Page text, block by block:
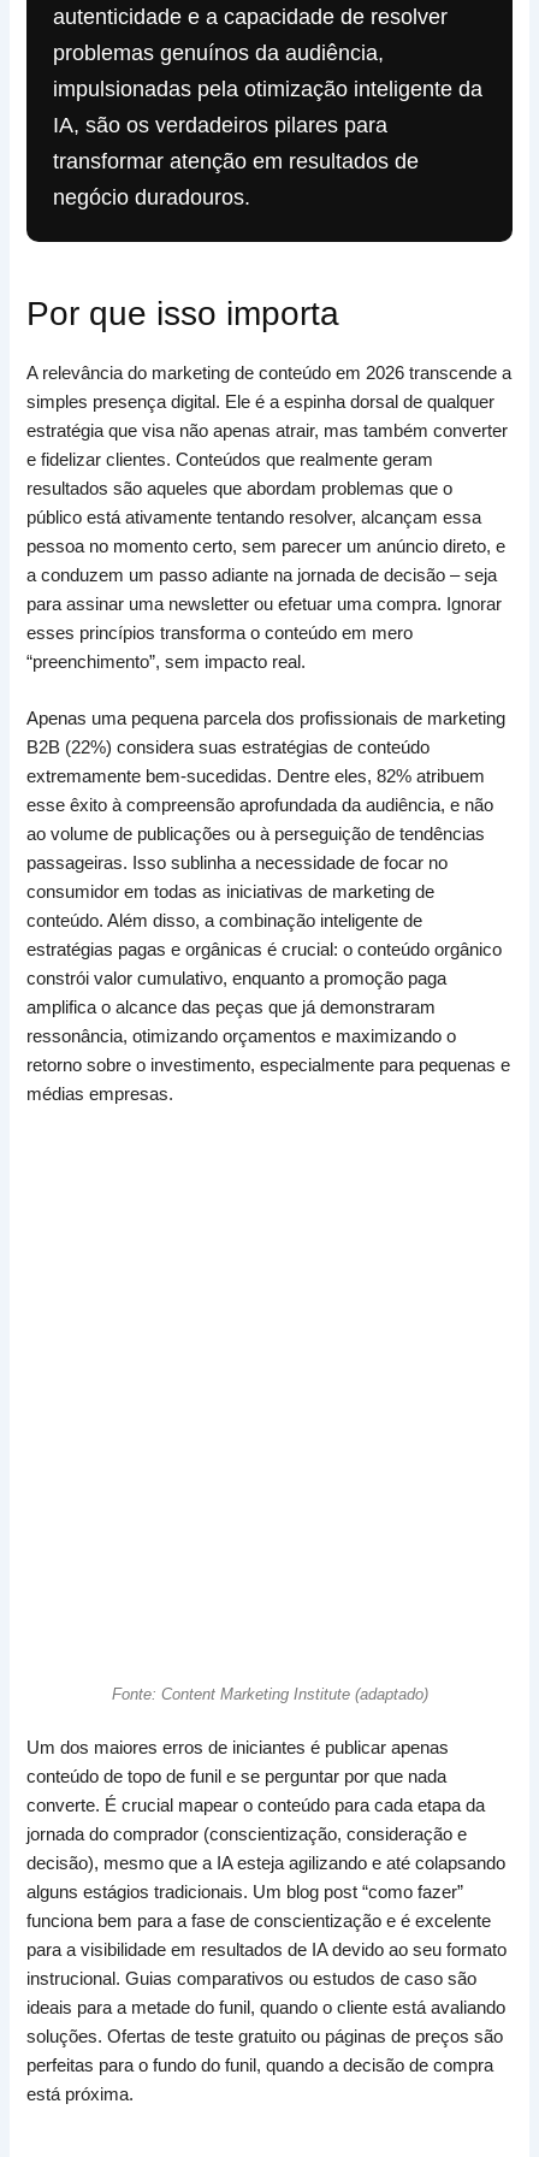
autenticidade e a capacidade de resolver
problemas genuínos da audiência,
impulsionadas pela otimização inteligente da
IA, são os verdadeiros pilares para
transformar atenção em resultados de
negócio duradouros.
Por que isso importa
A relevância do marketing de conteúdo em 2026 transcende a
simples presença digital. Ele é a espinha dorsal de qualquer
estratégia que visa não apenas atrair, mas também converter
e fidelizar clientes. Conteúdos que realmente geram
resultados são aqueles que abordam problemas que o
público está ativamente tentando resolver, alcançam essa
pessoa no momento certo, sem parecer um anúncio direto, e
a conduzem um passo adiante na jornada de decisão – seja
para assinar uma newsletter ou efetuar uma compra. Ignorar
esses princípios transforma o conteúdo em mero
“preenchimento”, sem impacto real.
Apenas uma pequena parcela dos profissionais de marketing
B2B (22%) considera suas estratégias de conteúdo
extremamente bem-sucedidas. Dentre eles, 82% atribuem
esse êxito à compreensão aprofundada da audiência, e não
ao volume de publicações ou à perseguição de tendências
passageiras. Isso sublinha a necessidade de focar no
consumidor em todas as iniciativas de marketing de
conteúdo. Além disso, a combinação inteligente de
estratégias pagas e orgânicas é crucial: o conteúdo orgânico
constrói valor cumulativo, enquanto a promoção paga
amplifica o alcance das peças que já demonstraram
ressonância, otimizando orçamentos e maximizando o
retorno sobre o investimento, especialmente para pequenas e
médias empresas.
Fonte: Content Marketing Institute (adaptado)
Um dos maiores erros de iniciantes é publicar apenas
conteúdo de topo de funil e se perguntar por que nada
converte. É crucial mapear o conteúdo para cada etapa da
jornada do comprador (conscientização, consideração e
decisão), mesmo que a IA esteja agilizando e até colapsando
alguns estágios tradicionais. Um blog post “como fazer”
funciona bem para a fase de conscientização e é excelente
para a visibilidade em resultados de IA devido ao seu formato
instrucional. Guias comparativos ou estudos de caso são
ideais para a metade do funil, quando o cliente está avaliando
soluções. Ofertas de teste gratuito ou páginas de preços são
perfeitas para o fundo do funil, quando a decisão de compra
está próxima.